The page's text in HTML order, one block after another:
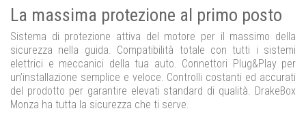
La massima protezione al primo posto
Sistema di protezione attiva del motore per il massimo della
sicurezza nella guida. Compatibilità totale con tutti i sistemi
elettrici e meccanici della tua auto. Connettori Plug&Play per
un’installazione semplice e veloce. Controlli costanti ed accurati
del prodotto per garantire elevati standard di qualità. DrakeBox
Monza ha tutta la sicurezza che ti serve.